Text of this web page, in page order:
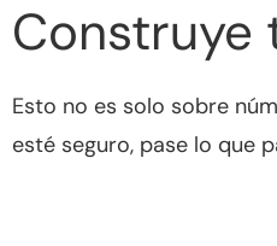
Construye
Esto no es solo sobre
esté seguro, pase lo que